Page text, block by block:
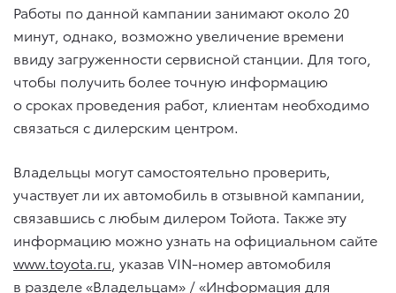
Работы по данной кампании занимают около 20
минут, однако, возможно увеличение времени
ввиду загруженности сервисной станции. Для того,
чтобы получить более точную информацию
о сроках проведения работ, клиентам необходимо
связаться с дилерским центром.
Владельцы могут самостоятельно проверить,
участвует ли их автомобиль в отзывной кампании,
связавшись с любым дилером Тойота. Также эту
информацию можно узнать на официальном сайте
www.toyota.ru , указав VIN-номер автомобиля
в разделе «Владельцам» / «Информация для